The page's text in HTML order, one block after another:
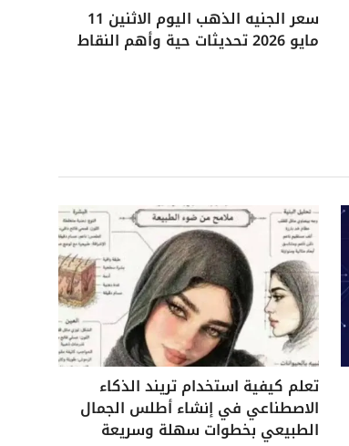
سعر الجنيه الذهب اليوم الاثنين 11
مايو 2026 تحديثات حية وأهم النقاط
تعلم كيفية استخدام تريند الذكاء
الاصطناعي في إنشاء أطلس الجمال
الطبيعي بخطوات سهلة وسريعة